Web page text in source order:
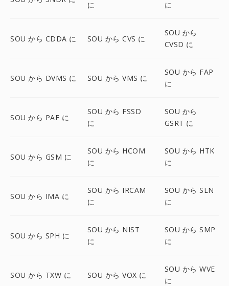
に
に
SOU から CDDA に SOU から CVS に
SOU から
CVSD に
SOU から DVMS に SOU から VMS に
SOU から FAP
に
SOU から PAF に
SOU から FSSD
に
SOU から
GSRT に
SOU から GSM に
SOU から HCOM
に
SOU から HTK
に
SOU から IMA に
SOU から IRCAM
に
SOU から SLN
に
SOU から SPH に
SOU から NIST
に
SOU から SMP
に
SOU から TXW に SOU から VOX に
SOU から WVE
に